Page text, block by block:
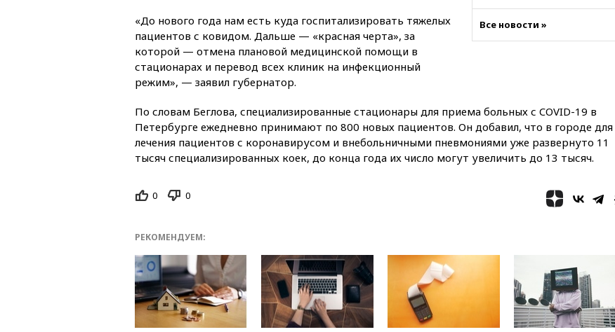
X о миграционном кризисе в
Сеуте набрал миллион
производства телевизоров в
РФ
вчера, 22:35 Семь грузовых
вагонов сошли с рельсов в
Минфин: в июле
выросли нефтегазовые
согласовал первый стандарт
исламского банкинга
вчера, 21:43
Организаторы
«Интервидения»
подтвердили, что конкурс
пройдет в Саудовской Аравии
Все новости »
«До нового года нам есть куда госпитализировать тяжелых
пациентов с ковидом. Дальше — «красная черта», за
которой — отмена плановой медицинской помощи в
стационарах и перевод всех клиник на инфекционный
режим», — заявил губернатор.
По словам Беглова, специализированные стационары для приема больных с COVID-19 в
Петербурге ежедневно принимают по 800 новых пациентов. Он добавил, что в городе для
лечения пациентов с коронавирусом и внебольничными пневмониями уже развернуто 11
тысяч специализированных коек, до конца года их число могут увеличить до 13 тысяч.
0 0
РЕКОМЕНДУЕМ: